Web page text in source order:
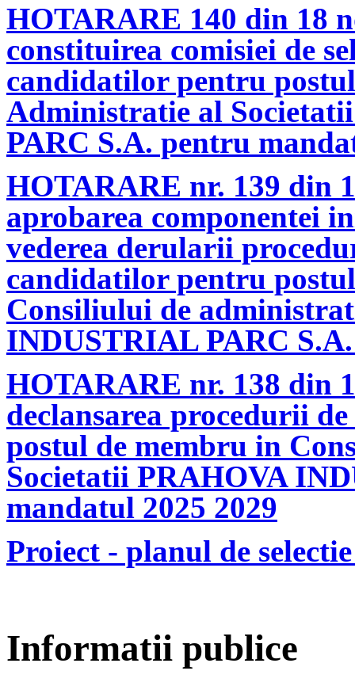
HOTARARE 140 din 18
constituirea comisiei de
candidatilor pentru
Administratie al
PARC S.A. pentru
HOTARARE nr. 139 din
aprobarea componentei
vederea derularii
candidatilor pentru
Consiliului de
INDUSTRIAL PARC
HOTARARE nr. 138 din
declansarea procedurii
postul de membru in
Societatii PRAHOVA
mandatul 2025 2029
Proiect - planul de
Informatii publice